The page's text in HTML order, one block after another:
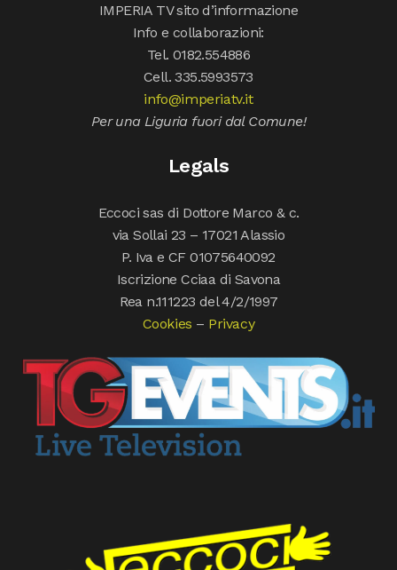
IMPERIA TV sito d’informazione
Info e collaborazioni:
Tel. 0182.554886
Cell. 335.5993573
info@imperiatv.it
Per una Liguria fuori dal Comune!
Legals
Eccoci sas di Dottore Marco & c.
via Sollai 23 – 17021 Alassio
P. Iva e CF 01075640092
Iscrizione Cciaa di Savona
Rea n.111223 del 4/2/1997
Cookies – Privacy